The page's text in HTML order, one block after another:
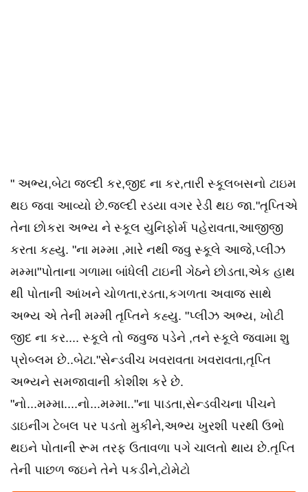
" અભ્ય,બેટા જલ્દી કર,જીદ ના કર,તારી સ્કૂલબસનો ટાઇમ
થઇ જવા આવ્યો છે.જલ્દી રડયા વગર રેડી થઇ જા."તૃપ્તિએ
તેના છોકરા અભ્ય ને સ્કૂલ યુનિફોર્મ પહેરાવતા,આજીજી
કરતા કહ્યુ. "ના મમ્મા ,મારે નથી જવુ સ્કૂલે આજે,પ્લીઝ
મમ્મા"પોતાના ગળામા બાંધેલી ટાઇની ગેઠને છોડતા,એક હાથ
થી પોતાની આંખને ચોળતા,રડતા,કગળતા અવાજ સાથે
અભ્ય એ તેની મમ્મી તૃપ્તિને કહ્યુ. "પ્લીઝ અભ્ય, ખોટી
જીદ ના કર.... સ્કૂલે તો જવુજ પડેને ,તને સ્કૂલે જવામા શુ
પ્રોબ્લમ છે..બેટા."સેન્ડવીચ ખવરાવતા ખવરાવતા,તૃપ્તિ
અભ્યને સમજાવાની કોશીશ કરે છે.
"નો...મમ્મા....નો...મમ્મા.."ના પાડતા,સેન્ડવીચના પીચને
ડાઇનીંગ ટેબલ પર પડતો મુકીને,અભ્ય ખુરશી પરથી ઉભો
થઇને પોતાની રૂમ તરફ ઉતાવળા પગે ચાલતો થાય છે.તૃપ્તિ
તેની પાછળ જઇને તેને પકડીને,ટોમેટો